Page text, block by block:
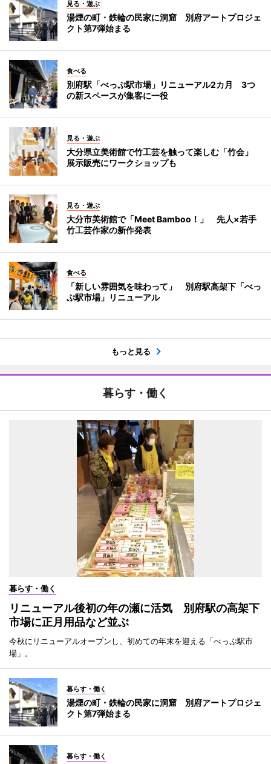
見る・遊ぶ
湯煙の町・鉄輪の民家に洞窟 別府アートプロジェ
クト第7弾始まる
食べる
別府駅「べっぷ駅市場」リニューアル2カ月 3つ
の新スペースが集客に一役
見る・遊ぶ
大分県立美術館で竹工芸を触って楽しむ「竹会」
展示販売にワークショップも
見る・遊ぶ
大分市美術館で「Meet Bamboo！」 先人×若手
竹工芸作家の新作発表
食べる
「新しい雰囲気を味わって」 別府駅高架下「べっ
ぷ駅市場」リニューアル
もっと見る
暮らす・働く
暮らす・働く
リニューアル後初の年の瀬に活気 別府駅の高架下
市場に正月用品など並ぶ
今秋にリニューアルオープンし、初めての年末を迎える「べっぷ駅市
場」。
暮らす・働く
湯煙の町・鉄輪の民家に洞窟 別府アートプロジェ
クト第7弾始まる
暮らす・働く